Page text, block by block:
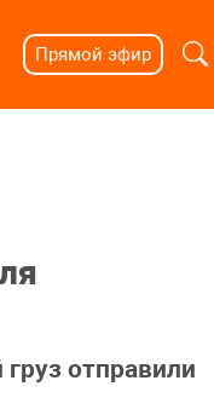
Прямой эфир
отправили